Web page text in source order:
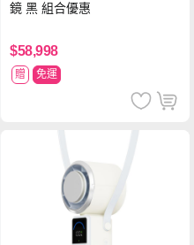
鏡 黑 組合優惠
$58,998
贈 免運